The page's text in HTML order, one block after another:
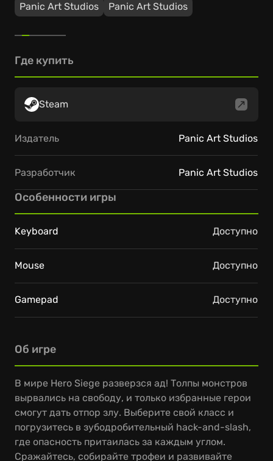
Panic Art Studios
Panic Art Studios
Об игре
В мире Hero Siege разверзся ад! Толпы монстров
вырвались на свободу, и только избранные герои
смогут дать отпор злу. Выберите свой класс и
погрузитесь в зубодробительный hack-and-slash,
где опасность притаилась за каждым углом.
Сражайтесь, собирайте трофеи и развивайте
Где купить
Steam
Издатель Panic Art Studios
Разработчик Panic Art Studios
Особенности игры
Keyboard Доступно
Mouse Доступно
Gamepad Доступно